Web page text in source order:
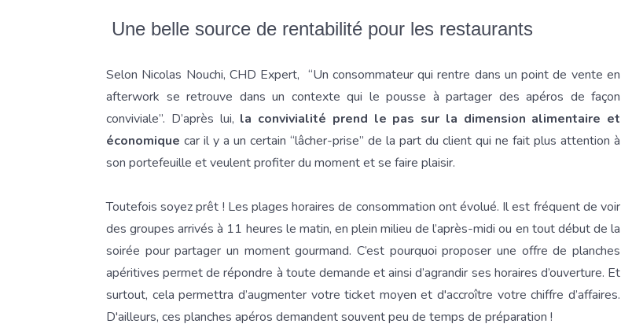
Une belle source de rentabilité pour les restaurants
Selon Nicolas Nouchi, CHD Expert, “Un consommateur qui rentre dans un point de vente en
afterwork se retrouve dans un contexte qui le pousse à partager des apéros de façon
conviviale”. D’après lui, la convivialité prend le pas sur la dimension alimentaire et
économique car il y a un certain “lâcher-prise” de la part du client qui ne fait plus attention à
son portefeuille et veulent profiter du moment et se faire plaisir.
Toutefois soyez prêt ! Les plages horaires de consommation ont évolué. Il est fréquent de voir
des groupes arrivés à 11 heures le matin, en plein milieu de l’après-midi ou en tout début de la
soirée pour partager un moment gourmand. C’est pourquoi proposer une offre de planches
apéritives permet de répondre à toute demande et ainsi d’agrandir ses horaires d’ouverture. Et
surtout, cela permettra d’augmenter votre ticket moyen et d'accroître votre chiffre d’affaires.
D'ailleurs, ces planches apéros demandent souvent peu de temps de préparation !